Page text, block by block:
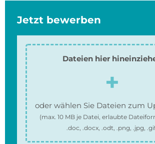
Jetzt bewerben
Dateien hier
oder wählen Sie Dateien zum
(max. 10 MBje Datei, erlaubte
.doc, .docx, .odt, .png, .jpg,